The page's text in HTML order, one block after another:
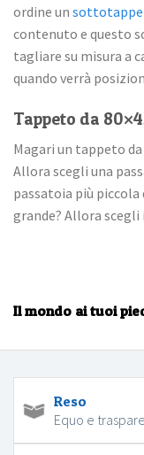
ordine un
contenuto e questo
tagliare su misura a
quando verrà
Tappeto da
Magari un tappeto
Allora scegli una
passatoia più piccola
grande? Allora
Il mondo ai tuoi
Reso
Equo e